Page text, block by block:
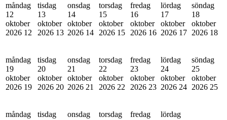
måndag
12
oktober
2026 12
tisdag
13
oktober
2026 13
onsdag
14
oktober
2026 14
torsdag
15
oktober
2026 15
fredag
16
oktober
2026 16
lördag
17
oktober
2026 17
söndag
18
oktober
2026 18
måndag
19
oktober
2026 19
tisdag
20
oktober
2026 20
onsdag
21
oktober
2026 21
torsdag
22
oktober
2026 22
fredag
23
oktober
2026 23
lördag
24
oktober
2026 24
söndag
25
oktober
2026 25
måndag
tisdag
onsdag
torsdag
fredag
lördag